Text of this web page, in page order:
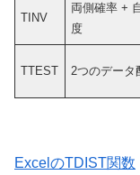
TINV
両側確率 +
度
TTEST 2つのデータ
ExcelのTDIST関数